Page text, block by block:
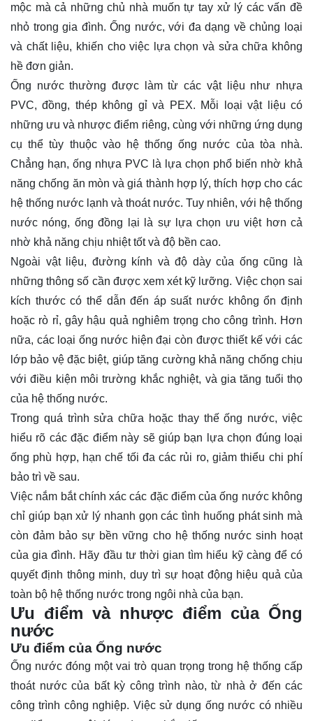
mộc mà cả những chủ nhà muốn tự tay xử lý các vấn đề
nhỏ trong gia đình. Ống nước, với đa dạng về chủng loại
và chất liệu, khiến cho việc lựa chọn và sửa chữa không
hề đơn giản.
Ống nước thường được làm từ các vật liệu như nhựa
PVC, đồng, thép không gỉ và PEX. Mỗi loại vật liệu có
những ưu và nhược điểm riêng, cùng với những ứng dụng
cụ thể tùy thuộc vào hệ thống ống nước của tòa nhà.
Chẳng hạn, ống nhựa PVC là lựa chọn phổ biến nhờ khả
năng chống ăn mòn và giá thành hợp lý, thích hợp cho các
hệ thống nước lạnh và thoát nước. Tuy nhiên, với hệ thống
nước nóng, ống đồng lại là sự lựa chọn ưu việt hơn cả
nhờ khả năng chịu nhiệt tốt và độ bền cao.
Ngoài vật liệu, đường kính và độ dày của ống cũng là
những thông số cần được xem xét kỹ lưỡng. Việc chọn sai
kích thước có thể dẫn đến áp suất nước không ổn định
hoặc rò rỉ, gây hậu quả nghiêm trọng cho công trình. Hơn
nữa, các loại ống nước hiện đại còn được thiết kế với các
lớp bảo vệ đặc biệt, giúp tăng cường khả năng chống chịu
với điều kiện môi trường khắc nghiệt, và gia tăng tuổi thọ
của hệ thống nước.
Trong quá trình sửa chữa hoặc thay thế ống nước, việc
hiểu rõ các đặc điểm này sẽ giúp bạn lựa chọn đúng loại
ống phù hợp, hạn chế tối đa các rủi ro, giảm thiểu chi phí
bảo trì về sau.
Việc nắm bắt chính xác các đặc điểm của ống nước không
chỉ giúp bạn xử lý nhanh gọn các tình huống phát sinh mà
còn đảm bảo sự bền vững cho hệ thống nước sinh hoạt
của gia đình. Hãy đầu tư thời gian tìm hiểu kỹ càng để có
quyết định thông minh, duy trì sự hoạt động hiệu quả của
toàn bộ hệ thống nước trong ngôi nhà của bạn.
Ưu điểm và nhược điểm của Ống
nước
Ưu điểm của Ống nước
Ống nước đóng một vai trò quan trọng trong hệ thống cấp
thoát nước của bất kỳ công trình nào, từ nhà ở đến các
công trình công nghiệp. Việc sử dụng ống nước có nhiều